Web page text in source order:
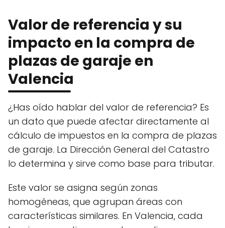
Valor de referencia y su
impacto en la compra de
plazas de garaje en
Valencia
¿Has oído hablar del valor de referencia? Es
un dato que puede afectar directamente al
cálculo de impuestos en la compra de plazas
de garaje. La Dirección General del Catastro
lo determina y sirve como base para tributar.
Este valor se asigna según zonas
homogéneas, que agrupan áreas con
características similares. En Valencia, cada